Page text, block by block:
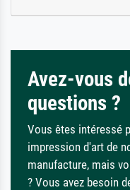
Avez-vous
questions ?
Vous êtes intéressé
impression d'art de
manufacture, mais
? Vous avez besoin